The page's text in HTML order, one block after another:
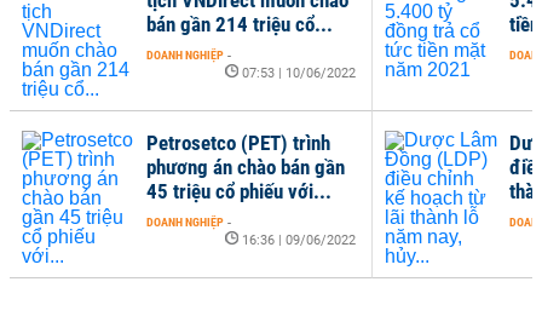
bán gần 214 triệu cổ...
DOANH NGHIỆP -
07:53 | 10/06/2022
Petrosetco (PET) trình
phương án chào bán gần
45 triệu cổ phiếu với...
DOANH NGHIỆP -
16:36 | 09/06/2022